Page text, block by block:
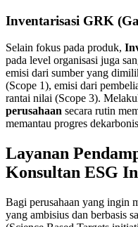
Inventarisasi GRK
Selain fokus pada produk,
pada level organisasi juga
emisi dari sumber yang
(Scope 1), emisi dari
rantai nilai (Scope 3).
perusahaan secara rutin
memantau progres
Layanan
Konsultan ESG
Bagi perusahaan yang ingin
yang ambisius dan berbasis